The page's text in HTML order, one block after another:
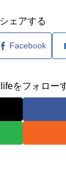
シェアする
Facebook
をフォロー